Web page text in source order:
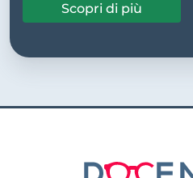
Scopri di più